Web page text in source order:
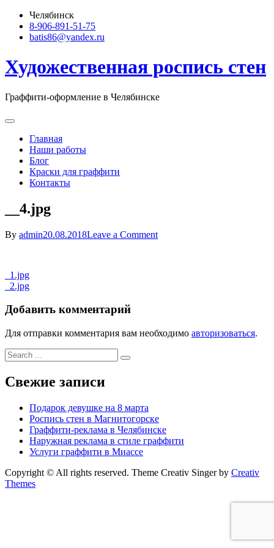
Skip
content
Челябинск
8-906-891-51-75
batis86@yandex.ru
Художественная роспись стен
Граффити-оформление в Челябинске
Главная
Наши работы
Блог
Краски для граффити
Контакты
__4.jpg
By admin20.08.2018Leave a Commenton
Навигация
по
записям
_1.jpg
_2.jpg
Добавить комментарий
Для отправки комментария вам необходимо авторизоваться.
Search
for:
Свежие записи
Подарок девушке на 8 марта
Роспись стен в Магнитогорске
Граффити-реклама в Челябинске
Наружная реклама в стиле граффити
Услуги граффити в Миассе
Copyright © All rights reserved. Theme Creativ Singer by Creativ
Themes